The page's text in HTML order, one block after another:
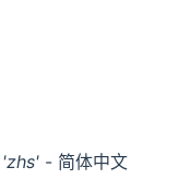
'zhs' - 简体中文